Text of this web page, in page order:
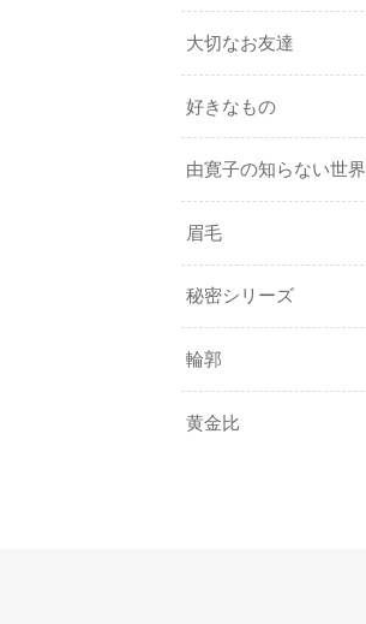
大切なお友達
好きなもの
由寛子の知らない世界
眉毛
秘密シリーズ
輪郭
黄金比